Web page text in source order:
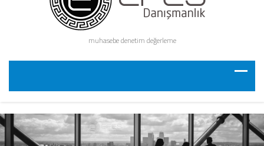
muhasebe denetim değerleme